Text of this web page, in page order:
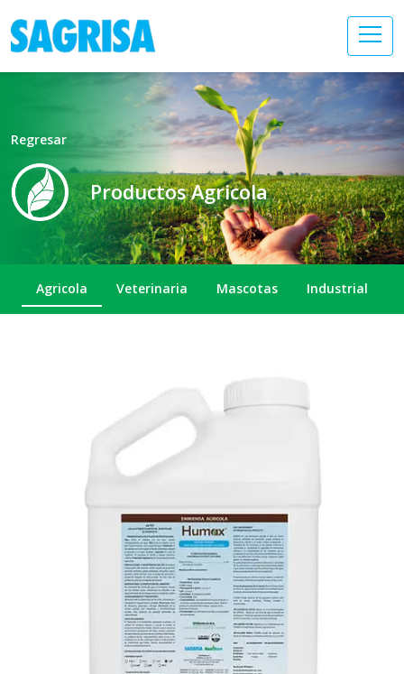
Regresar
Productos Agricola
Agricola Veterinaria Mascotas Industrial